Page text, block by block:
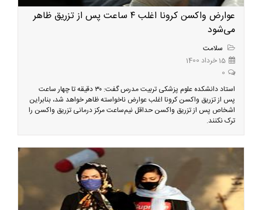
عوارض واکسن کرونا اغلب ۴ ساعت پس از تزریق ظاهر
می‌شود
سلامت
15 خرداد 1400
0
استاد دانشکده علوم پزشکی تربیت مدرس گفت: ۳۰ دقیقه تا چهار ساعت
پس از تزریق واکسن کرونا اغلب عوارض ناخواسته ظاهر خواهد شد، بنابراین
اشخاص پس از تزریق واکسن حداقل نیم‌ساعت مرکز درمانی تزریق واکسن را
ترک نکنند.